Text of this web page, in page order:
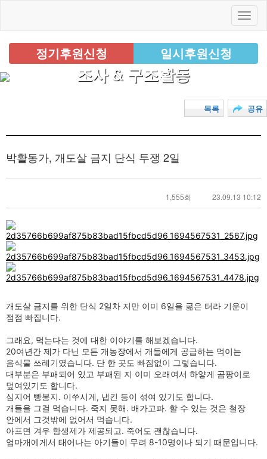
정기후원신청 일시후원신청
조사 & 구조활동
공유
목록
박활동가, 개도살 금지 단식 투쟁 2일
1,555회 23.09.13 10:12
개도살 금지를 위한 단식 2일차 지만 이미 6일을 굶은 터라 기운이
점점 빠집니다.
그래요, 먹는다는 것에 대한 이야기를 해보겠습니다.
20여년간 제가 다닌 모든 개농장에서 개들에게 공급하는 먹이는
음식물 쓰레기였습니다. 단 한 곳도 빠짐없이 그렇습니다.
대부분은 부패되어 있고 부패된 지 이미 오래여서 하얗게 곰팡이로
덮여있기도 합니다.
심지어 빵봉지. 이쑤시게, 냅킨 등이 섞여 있기도 합니다.
개들을 그걸 먹습니다. 죽지 못해. 배가고파. 할 수 있는 것은 철장
안에서 그것밖에 없어서 먹습니다.
아프면 겨우 항생제가 제공되고. 죽어도 괜찮습니다.
엄마개에게서 태어나는 아기들이 무려 8-10명이나 되기 때문입니다.